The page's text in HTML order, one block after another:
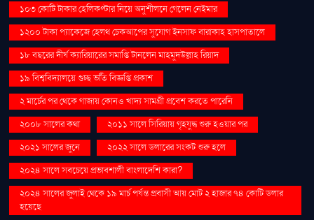
১০৩ কোটি টাকার হেলিকপ্টার নিয়ে অনুশীলনে গেলেন নেইমার
১২০০ টাকা প্যাকেজে হেলথ চেকআপের সুযোগ ইনসাফ বারাকাহ হাসপাতালে
১৮ বছরের দীর্ঘ ক্যারিয়ারের সমাপ্তি টানলেন মাহমুদউল্লাহ রিয়াদ
১৯ বিশ্ববিদ্যালয়ে গুচ্ছ ভর্তি বিজ্ঞপ্তি প্রকাশ
২ মার্চের পর থেকে গাজায় কোনও খাদ্য সামগ্রী প্রবেশ করতে পারেনি
২০০৮ সালের কথা
২০১১ সালে সিরিয়ায় গৃহযুদ্ধ শুরু হওয়ার পর
২০২১ সালের জুনে
২০২২ সালে ডলারের সংকট শুরু হলে
২০২৪ সালে সবচেয়ে প্রভাবশালী বাংলাদেশি কারা?
২০২৪ সালের জুলাই থেকে ১৯ মার্চ পর্যন্ত প্রবাসী আয় মোট ২ হাজার ৭৪ কোটি ডলার
হয়েছে